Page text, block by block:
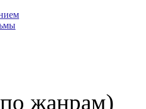
жанрам)